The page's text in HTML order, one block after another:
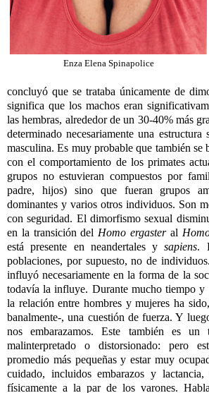
Enza Elena Spinapolice
concluyó que se trataba únicamente de
significa que los machos eran
las hembras, alrededor de un 30-40% más
determinado necesariamente una
masculina. Es muy probable que también se
con el comportamiento de los primates
grupos no estuvieran compuestos por
padre, hijos) sino que fueran grupos
dominantes y varios otros individuos. Son
con seguridad. El dimorfismo sexual
en la transición del Homo ergasteral
está presente en neandertales ysapiens.
poblaciones, por supuesto, no de
influyó necesariamente en la forma de la
todavía la influye. Durante mucho tiempo y
la relación entre hombres y mujeres ha
banalmente-, una cuestión de fuerza. Y
nos embarazamos. Este también es un
malinterpretado o distorsionado: pero
promedio más pequeñas y estar muy
cuidado, incluidos embarazos y
físicamente a la par de los varones.